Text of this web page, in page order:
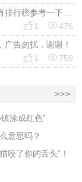
有人知道外贸英语口语培训机构哪家好吗？有没有排行榜参考一下？最好说下费用
 1 476
告勿扰，谢谢！
 1 759
>>>
涂成红色”
意思吗？
咬了你的舌头”！